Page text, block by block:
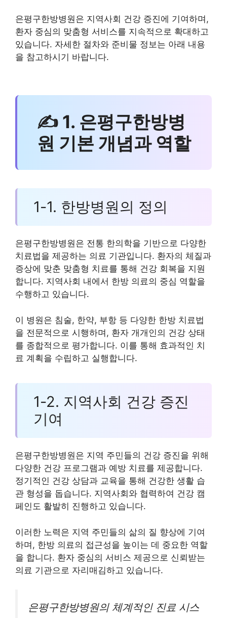
은평구한방병원은 지역사회 건강 증진에 기여하며,
환자 중심의 맞춤형 서비스를 지속적으로 확대하고
있습니다. 자세한 절차와 준비물 정보는 아래 내용
을 참고하시기 바랍니다.
✍ 1. 은평구한방병
원 기본 개념과 역할
1-1. 한방병원의 정의
은평구한방병원은 전통 한의학을 기반으로 다양한
치료법을 제공하는 의료 기관입니다. 환자의 체질과
증상에 맞춘 맞춤형 치료를 통해 건강 회복을 지원
합니다. 지역사회 내에서 한방 의료의 중심 역할을
수행하고 있습니다.
이 병원은 침술, 한약, 부항 등 다양한 한방 치료법
을 전문적으로 시행하며, 환자 개개인의 건강 상태
를 종합적으로 평가합니다. 이를 통해 효과적인 치
료 계획을 수립하고 실행합니다.
1-2. 지역사회 건강 증진
기여
은평구한방병원은 지역 주민들의 건강 증진을 위해
다양한 건강 프로그램과 예방 치료를 제공합니다.
정기적인 건강 상담과 교육을 통해 건강한 생활 습
관 형성을 돕습니다. 지역사회와 협력하여 건강 캠
페인도 활발히 진행하고 있습니다.
이러한 노력은 지역 주민들의 삶의 질 향상에 기여
하며, 한방 의료의 접근성을 높이는 데 중요한 역할
을 합니다. 환자 중심의 서비스 제공으로 신뢰받는
의료 기관으로 자리매김하고 있습니다.
은평구한방병원의 체계적인 진료 시스